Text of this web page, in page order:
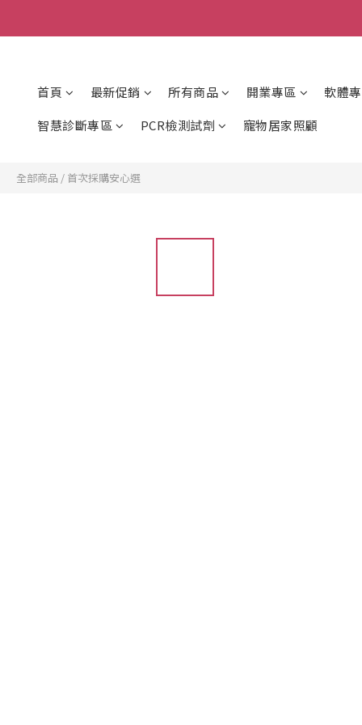
首頁 最新促銷 所有商品 開業專區
軟體
智慧診斷專區
PCR檢測試劑 寵物居家照顧
全部商品 / 首次採購安心選